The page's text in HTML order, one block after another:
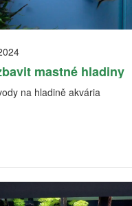
mastné hladiny
na hladině akvária